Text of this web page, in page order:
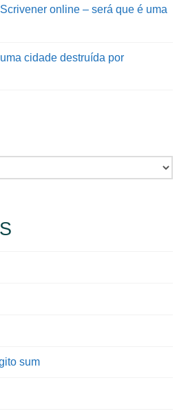
online – será que é uma
cidade destruída por
sum